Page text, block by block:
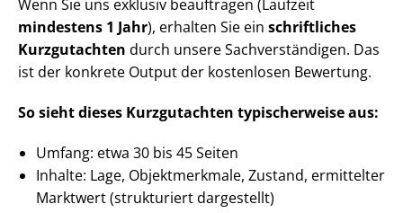
Wenn Sie uns exklusiv beauftragen (Laufzeit
mindestens 1 Jahr), erhalten Sie ein schriftliches
Kurzgutachten durch unsere Sach­ver­stän­di­gen. Das
ist der konkrete Output der kostenlosen Bewertung.
So sieht dieses Kurzgutachten typischerweise aus:
Umfang: etwa 30 bis 45 Seiten
Inhalte: Lage, Objektmerkmale, Zustand, ermittelter
Marktwert (strukturiert dargestellt)